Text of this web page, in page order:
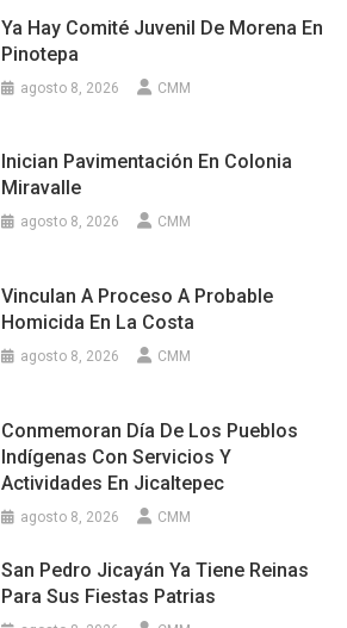
Ya Hay Comité Juvenil De Morena En
Pinotepa
agosto 8, 2026 CMM
Inician Pavimentación En Colonia
Miravalle
agosto 8, 2026 CMM
Vinculan A Proceso A Probable
Homicida En La Costa
agosto 8, 2026 CMM
Conmemoran Día De Los Pueblos
Indígenas Con Servicios Y
Actividades En Jicaltepec
agosto 8, 2026 CMM
San Pedro Jicayán Ya Tiene Reinas
Para Sus Fiestas Patrias